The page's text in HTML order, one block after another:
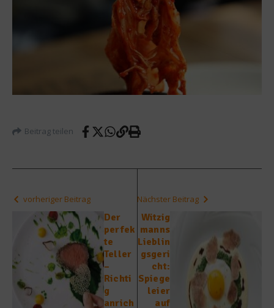
Beitrag teilen
vorheriger Beitrag
Der
perfek
te
Teller
–
Richti
g
anrich
Nächster Beitrag
Witzig
manns
Lieblin
gsgeri
cht:
Spiege
leier
auf